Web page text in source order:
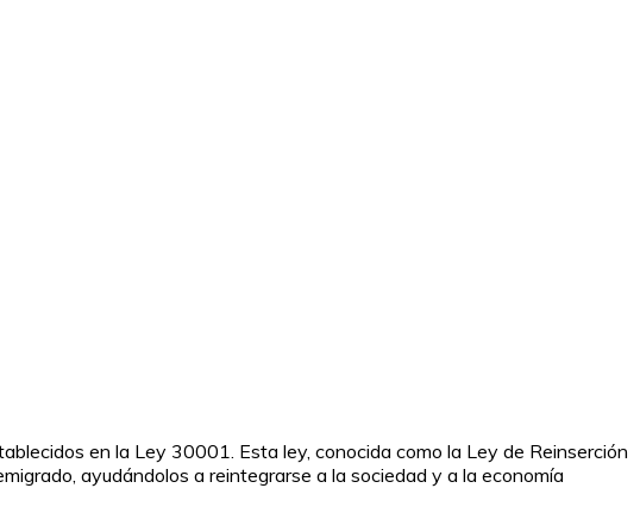
en la Ley 30001. Esta ley, conocida como la Ley de Reinserción
ayudándolos a reintegrarse a la sociedad y a la economía